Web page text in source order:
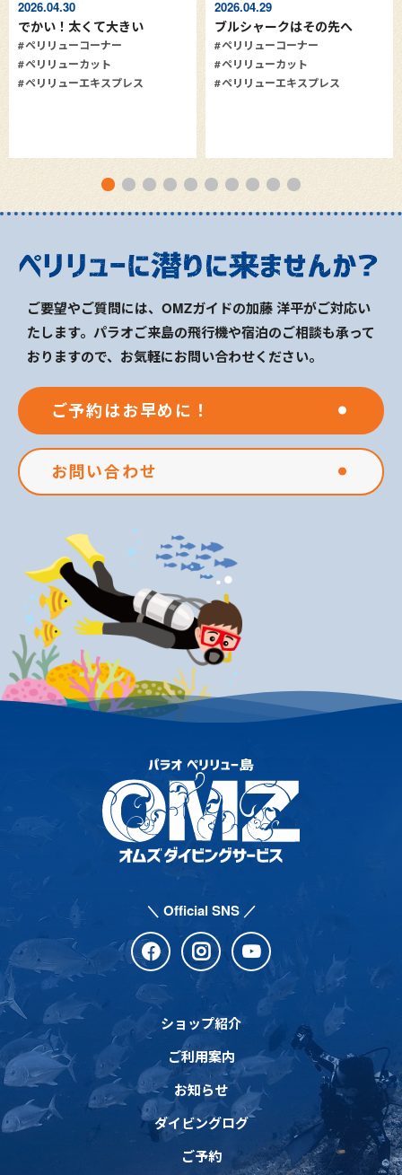
2026.04.30
でかい！太くて大きい
ペリリューコーナー
ペリリューカット
ペリリューエキスプレス
2026.04.29
ブルシャークはその先へ
ペリリューコーナー
ペリリューカット
ペリリューエキスプレス
ご要望やご質問には、OMZガイドの加藤 洋平がご対応い
たします。パラオご来島の飛行機や宿泊のご相談も承って
おりますので、お気軽にお問い合わせください。
ご予約はお早めに！
お問い合わせ
＼ Official SNS ／
ショップ紹介
ご利用案内
お知らせ
ダイビングログ
ご予約